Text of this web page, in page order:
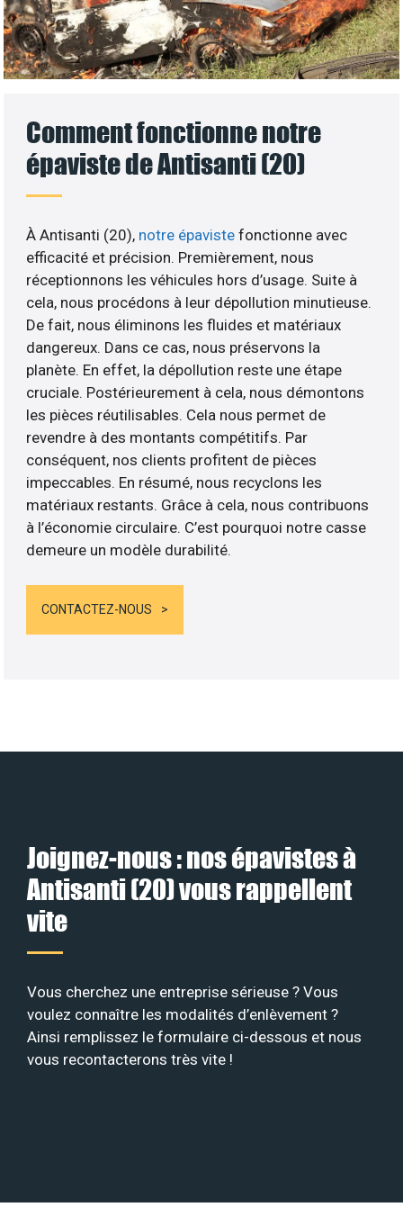
Comment fonctionne notre
épaviste de Antisanti (20)
À Antisanti (20), notre épavistefonctionne avec
efficacité et précision. Premièrement, nous
réceptionnons les véhicules hors d’usage. Suite à
cela, nous procédons à leur dépollution minutieuse.
De fait, nous éliminons les fluides et matériaux
dangereux. Dans ce cas, nous préservons la
planète. En effet, la dépollution reste une étape
cruciale. Postérieurement à cela, nous démontons
les pièces réutilisables. Cela nous permet de
revendre à des montants compétitifs. Par
conséquent, nos clients profitent de pièces
impeccables. En résumé, nous recyclons les
matériaux restants. Grâce à cela, nous contribuons
à l’économie circulaire. C’est pourquoi notre casse
demeure un modèle durabilité.
CONTACTEZ-NOUS
Joignez-nous : nos épavistes à
Antisanti (20) vous rappellent
vite
Vous cherchez une entreprise sérieuse ? Vous
voulez connaître les modalités d’enlèvement ?
Ainsi remplissez le formulaire ci-dessous et nous
vous recontacterons très vite !